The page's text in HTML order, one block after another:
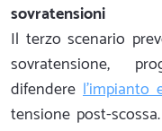
sovratensioni
Il terzo scenario
sovratensione,
difendere l'impianto
tensione post-